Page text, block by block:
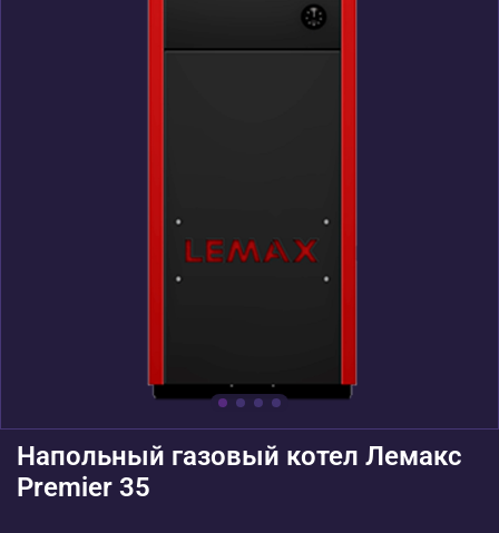
Напольный газовый котел Лемакс
Premier 35